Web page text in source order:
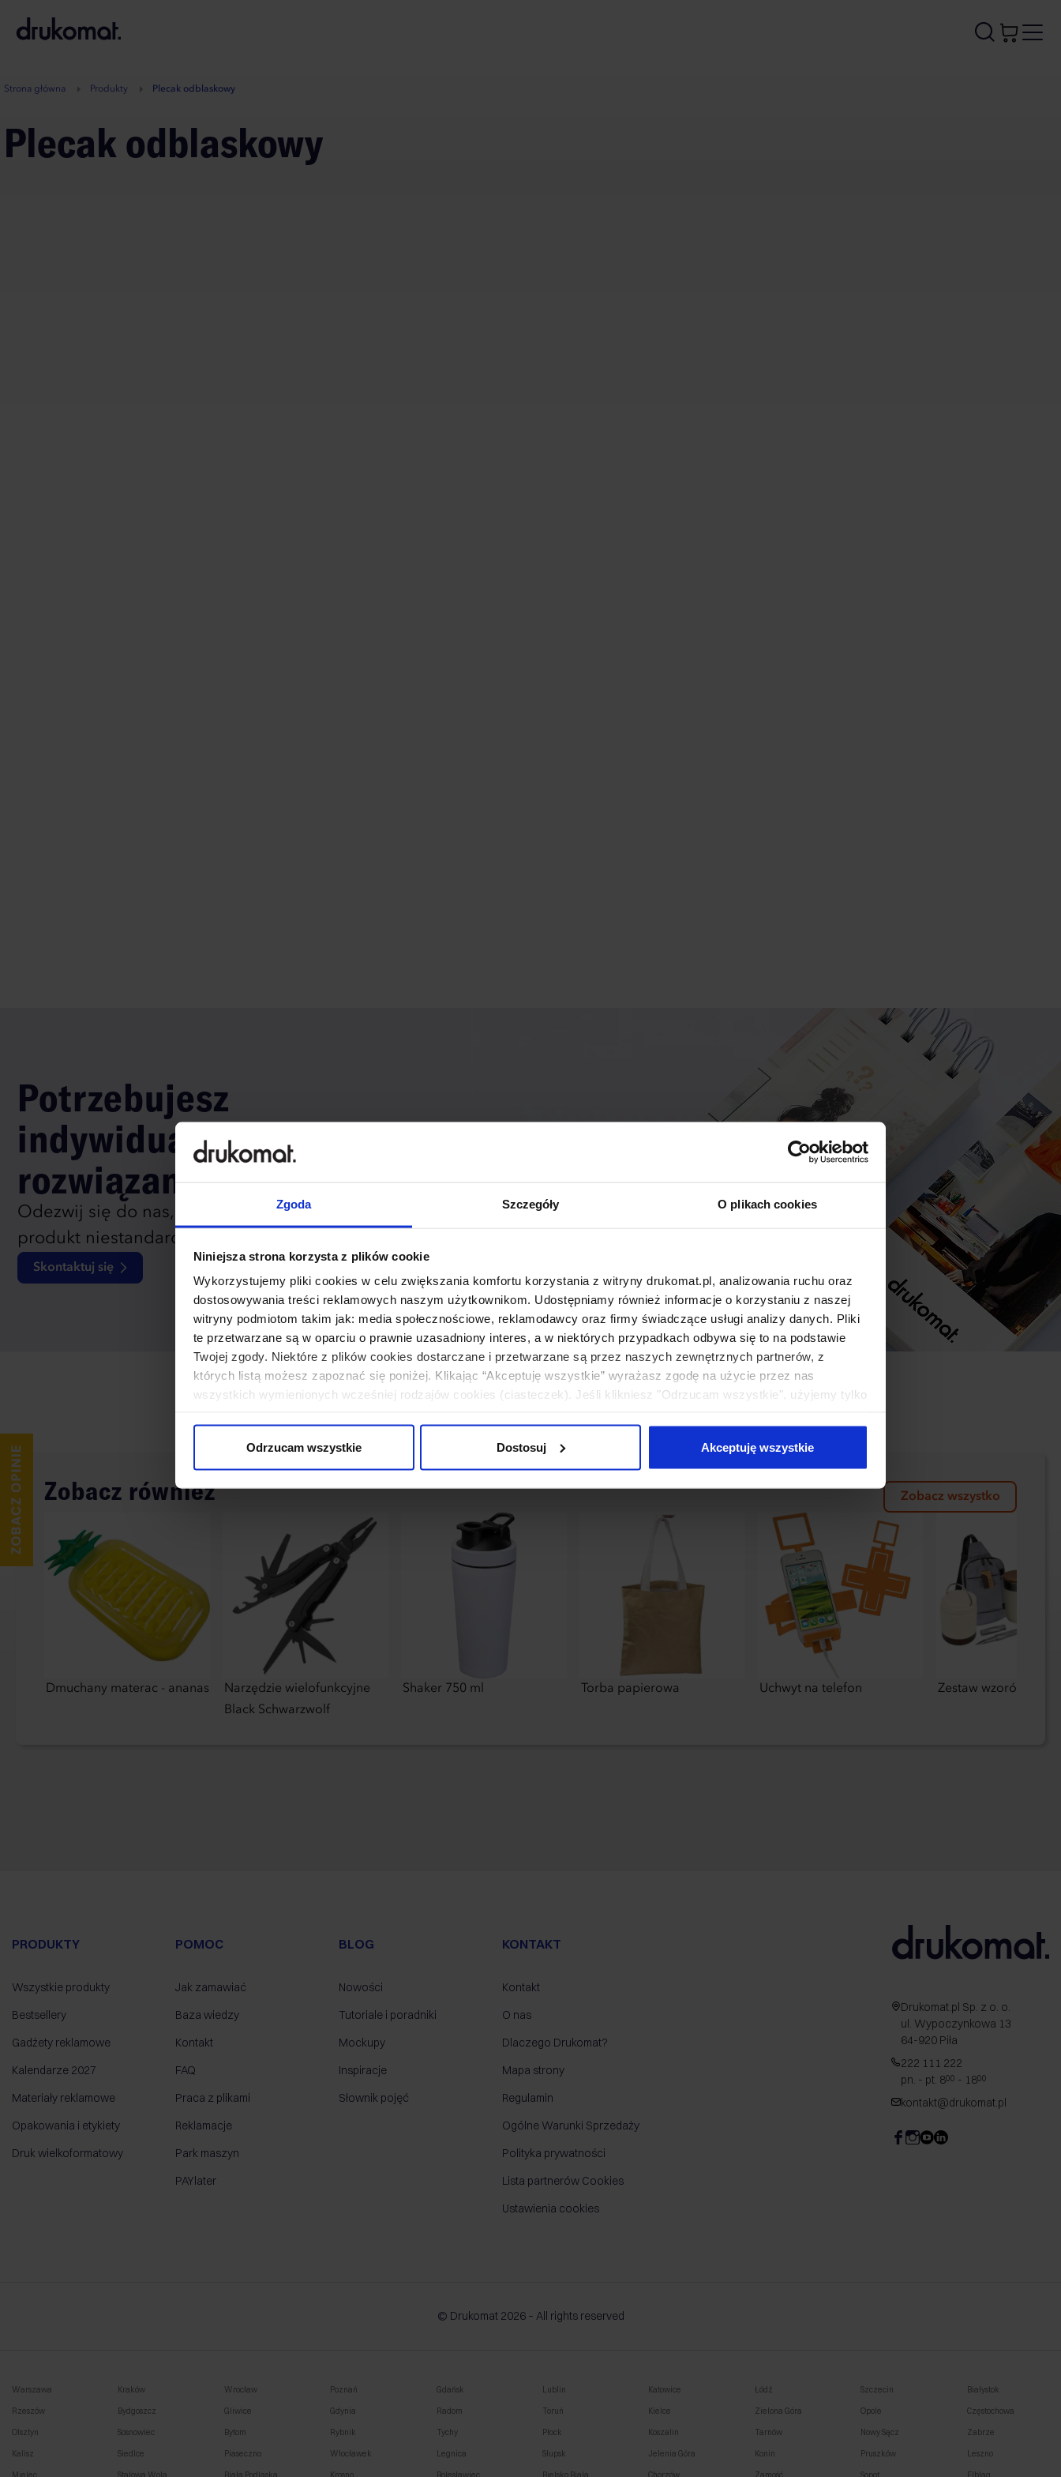
Zgoda Szczegóły O plikach cookies
Niniejsza strona korzysta z plików cookie
Wykorzystujemy pliki cookies w celu zwiększania komfortu korzystania z witryny drukomat.pl, analizowania ruchu oraz
dostosowywania treści reklamowych naszym użytkownikom. Udostępniamy również informacje o korzystaniu z naszej
witryny podmiotom takim jak: media społecznościowe, reklamodawcy oraz firmy świadczące usługi analizy danych. Pliki
te przetwarzane są w oparciu o prawnie uzasadniony interes, a w niektórych przypadkach odbywa się to na podstawie
Twojej zgody. Niektóre z plików cookies dostarczane i przetwarzane są przez naszych zewnętrznych partnerów, z
których listą możesz zapoznać się poniżej. Klikając “Akceptuję wszystkie” wyrażasz zgodę na użycie przez nas
wszystkich wymienionych wcześniej rodzajów cookies (ciasteczek). Jeśli klikniesz "Odrzucam wszystkie", użyjemy tylko
Odrzucam wszystkie
Dostosuj Akceptuję wszystkie
A
Strona główna Produkty Plecak odblaskowy
Plecak odblaskowy
Potrzebujesz
indywidualnego
rozwiązania?
Odezwij się do nas, aby omówić
produkt niestandardowy.
Skontaktuj się
Zobacz również Zobacz wszystko
Dmuchany materac - ananas
Narzędzie wielofunkcyjne
Black Schwarzwolf
Shaker 750 ml Torba papierowa Uchwyt na telefon Zestaw wzorów Molu
PRODUKTY
Wszystkie produkty
Bestsellery
Gadżety reklamowe
Kalendarze 2027
Materiały reklamowe
Opakowania i etykiety
Druk wielkoformatowy
POMOC
Jak zamawiać
Baza wiedzy
Kontakt
FAQ
Praca z plikami
Reklamacje
Park maszyn
PAYlater
BLOG
Nowości
Tutoriale i poradniki
Mockupy
Inspiracje
Słownik pojęć
KONTAKT
Kontakt
O nas
Dlaczego Drukomat?
Mapa strony
Regulamin
Ogólne Warunki Sprzedaży
Polityka prywatności
Lista partnerów Cookies
Ustawienia cookies
Drukomat.pl Sp. z o. o.
ul. Wypoczynkowa 13
64-920 Piła
222 111 222
pn. - pt. 800 - 1800
kontakt@drukomat.pl
© Drukomat 2026 – All rights reserved
Warszawa Kraków Wrocław Poznań Gdańsk Lublin Katowice Łódź Szczecin Białystok
Rzeszów Bydgoszcz Gliwice Gdynia Radom Toruń Kielce Zielona Góra Opole Częstochowa
Olsztyn Sosnowiec Bytom Rybnik Tychy Płock Koszalin Tarnów Nowy Sącz Zabrze
Kalisz Siedlce Piaseczno Włocławek Legnica Słupsk Jelenia Góra Konin Pruszków Leszno